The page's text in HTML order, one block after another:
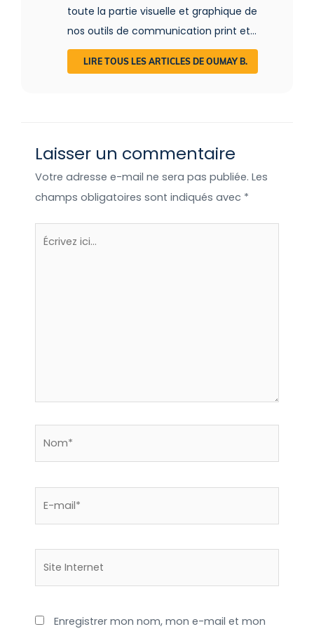
toute la partie visuelle et graphique de
nos outils de communication print et
web. Je mets également en valeur vos
hébergements insolites à travers des
mais aussi pour vous partager de
LIRE TOUS LES ARTICLES DE OUMAY B.
Laisser un commentaire
Votre adresse e-mail ne sera pas publiée. Les
champs obligatoires sont indiqués avec *
Enregistrer mon nom, mon e-mail et mon